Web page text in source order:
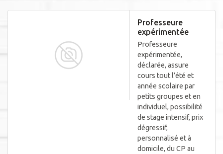
Professeure
expérimentée
Professeure
expérimentée,
déclarée, assure
cours tout l’été et
année scolaire par
petits groupes et en
individuel, possibilité
de stage intensif, prix
dégressif,
personnalisé et à
domicile, du CP au